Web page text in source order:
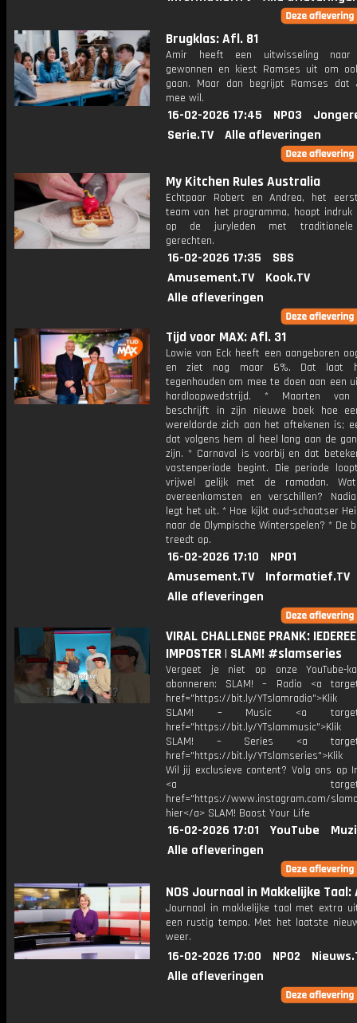
Brugklas: Afl. 81
Amir heeft een uitwisseling naar
gewonnen en kiest Ramses uit om
gaan. Maar dan begrijpt Ramses dat
mee wil.
16-02-2026 17:45 NPO3
Serie.TV
Alle afleveringen
My Kitchen Rules Australia
Echtpaar Robert en Andrea, het
team van het programma, hoopt indruk
op de juryleden met traditionele
gerechten.
16-02-2026 17:35
SBS
Amusement.TV
Kook.TV
Alle afleveringen
Tijd voor MAX: Afl. 31
Lowie van Eck heeft een aangeboren
en ziet nog maar 6%. Dat laat
tegenhouden om mee te doen aan een
hardloopwedstrijd. * Maarten van
beschrijft in zijn nieuwe boek hoe
wereldorde zich aan het aftekenen is;
dat volgens hem al heel lang aan de
zijn. * Carnaval is voorbij en dat
vastenperiode begint. Die periode
vrijwel gelijk met de ramadan.
overeenkomsten en verschillen?
legt het uit. * Hoe kijkt oud-schaatser
naar de Olympische Winterspelen? * De
treedt op.
16-02-2026 17:10
NPO1
Amusement.TV
Informatief.TV
Alle afleveringen
VIRAL CHALLENGE PRANK:
IMPOSTER | SLAM! #slamseries
Vergeet je niet op onze YouTube-
abonneren: SLAM! – Radio <a
href="https://bit.ly/
SLAM! – Music <a
href="https://bit.ly/
SLAM! – Series <a
href="https://bit.ly/
Wil jij exclusieve content? Volg ons op
<a
href="https://www.instagram.com/
hier</a> SLAM! Boost Your Life
16-02-2026 17:01 YouTube
Alle afleveringen
NOS Journaal in Makkelijke Taal:
Journaal in makkelijke taal met extra
een rustig tempo. Met het laatste
weer.
16-02-2026 17:00 NPO2
Alle afleveringen